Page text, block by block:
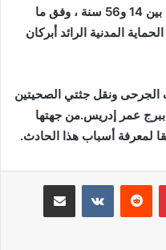
سنة) وثلاثة جرحى تتراوح أعمارهم ما بين 14 و56 سنة ، وفق ما
المدنية الرائد أبركان
الجرحى ونقل جثتي الصحيتين
عمر إدريس.من جهتها
لمعرفة أسباب هذا الحادث.
بينتيريست